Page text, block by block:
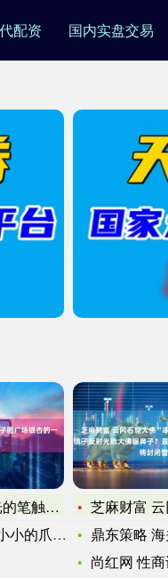
配资 国内实盘交易
杏的一封鎏金长信
奈何不了
芝麻财富 云冈石窟大佛“冻得流鼻
鼎东策略 海关
尚红网 性商训